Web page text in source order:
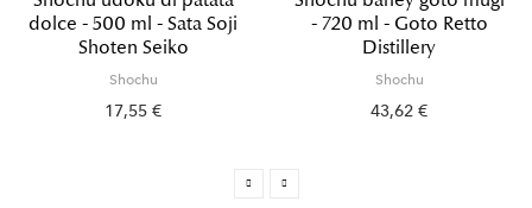
dolce - 500 ml - Sata Soji
Shoten Seiko
Shochu
17,55 €
- 720 ml - Goto Retto
Distillery
Shochu
43,62 €